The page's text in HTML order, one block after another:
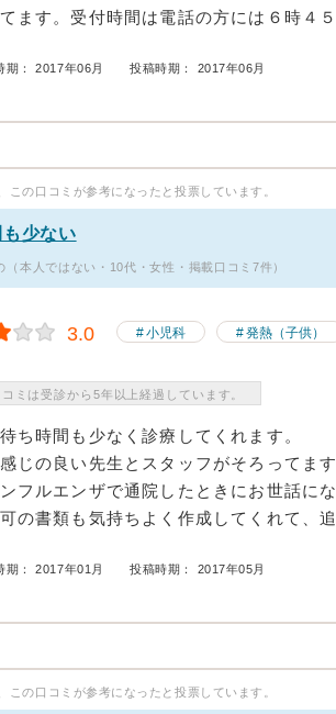
ます。受付時間は電話の方には６時４
期： 2017年06月 投稿時期： 2017年06月
この口コミが参考になったと投票しています。
少ない
（本人ではない・10代・女性・掲載口コミ7件）
3.0 小児科 発熱（子供）
コミは受診から5年以上経過しています。
ち時間も少なく診療してくれます。
じの良い先生とスタッフがそろってます
フルエンザで通院したときにお世話にな
の書類も気持ちよく作成してくれて、
期： 2017年01月 投稿時期： 2017年05月
この口コミが参考になったと投票しています。